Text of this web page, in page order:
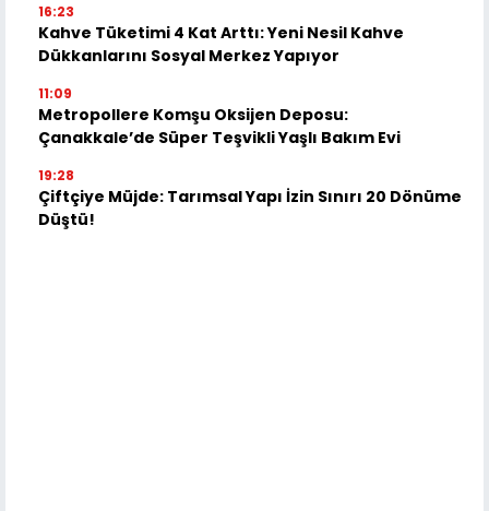
16:23
Kahve Tüketimi 4 Kat Arttı: Yeni Nesil Kahve
Dükkanlarını Sosyal Merkez Yapıyor
11:09
Metropollere Komşu Oksijen Deposu:
Çanakkale’de Süper Teşvikli Yaşlı Bakım Evi
19:28
Çiftçiye Müjde: Tarımsal Yapı İzin Sınırı 20 Dönüme
Düştü!